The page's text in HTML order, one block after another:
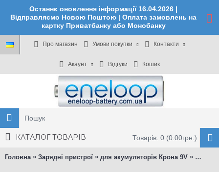
Останнє оновлення інформації 16.04.2026 |
Відправляємо Новою Поштою | Оплата замовлень на
картку Приватбанку або Монобанку
Про магазин Умови покупки Контакти
Акаунт Відгуки Кошик
Товарів: 0 (0.00грн.)
КАТАЛОГ ТОВАРІВ
Головна » Зарядні пристрої » для акумуляторів Крона 9V »